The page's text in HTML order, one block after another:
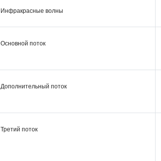
Инфракрасные волны
Основной поток
Дополнительный поток
Третий поток